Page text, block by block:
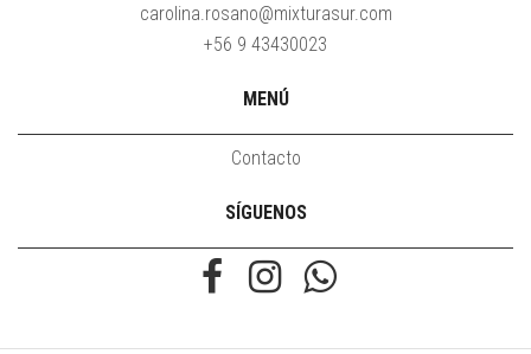
carolina.rosano@mixturasur.com
+56 9 43430023
MENÚ
Contacto
SÍGUENOS